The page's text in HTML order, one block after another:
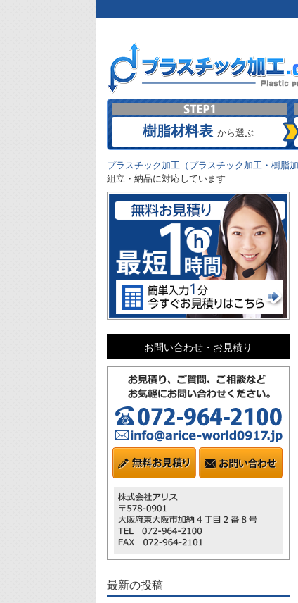
樹脂材料表 から選ぶ
プラスチック加工（プラスチック加工・樹脂
組立・納品に対応しています
お問い合わせ・お見積り
最新の投稿